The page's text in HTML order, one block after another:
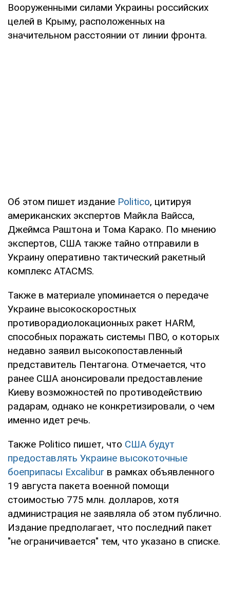
Вооруженными силами Украины российских
целей в Крыму, расположенных на
значительном расстоянии от линии фронта.
Об этом пишет издание Politico, цитируя
американских экспертов Майкла Вайсса,
Джеймса Раштона и Тома Карако. По мнению
экспертов, США также тайно отправили в
Украину оперативно тактический ракетный
комплекс ATACMS.
Также в материале упоминается о передаче
Украине высокоскоростных
противорадиолокационных ракет HARM,
способных поражать системы ПВО, о которых
недавно заявил высокопоставленный
представитель Пентагона. Отмечается, что
ранее США анонсировали предоставление
Киеву возможностей по противодействию
радарам, однако не конкретизировали, о чем
именно идет речь.
Также Politico пишет, что США будут
предоставлять Украине высокоточные
боеприпасы Excalibur в рамках объявленного
19 августа пакета военной помощи
стоимостью 775 млн. долларов, хотя
администрация не заявляла об этом публично.
Издание предполагает, что последний пакет
"не ограничивается" тем, что указано в списке.